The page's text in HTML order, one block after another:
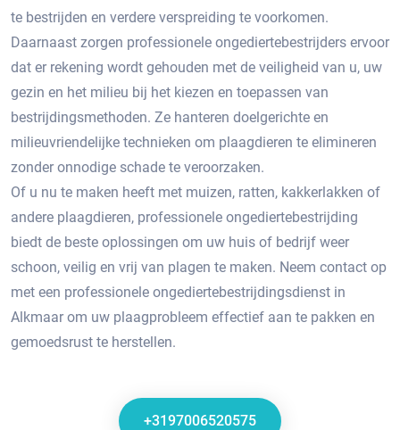
te bestrijden en verdere verspreiding te voorkomen.
Daarnaast zorgen professionele ongediertebestrijders ervoor
dat er rekening wordt gehouden met de veiligheid van u, uw
gezin en het milieu bij het kiezen en toepassen van
bestrijdingsmethoden.​ Ze hanteren doelgerichte en
milieuvriendelijke technieken om plaagdieren te elimineren
zonder onnodige schade te veroorzaken.​
Of u nu te maken heeft met muizen, ratten, kakkerlakken of
andere plaagdieren, professionele ongediertebestrijding
biedt de beste oplossingen om uw huis of bedrijf weer
schoon, veilig en vrij van plagen te maken.​ Neem contact op
met een professionele ongediertebestrijdingsdienst in
Alkmaar om uw plaagprobleem effectief aan te pakken en
gemoedsrust te herstellen.​
+3197006520575